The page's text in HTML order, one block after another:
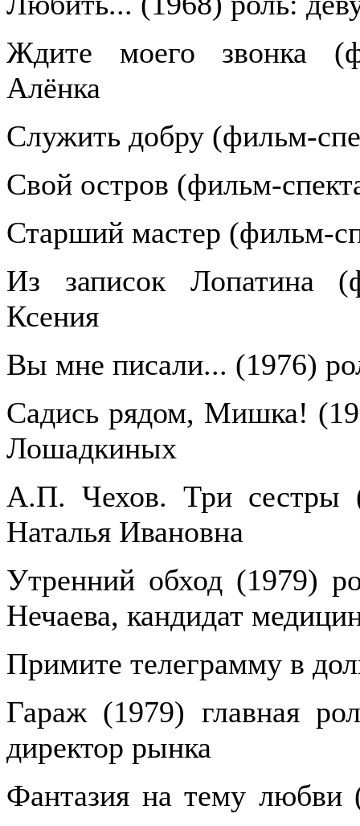
Ждите моего звонка
Алёнка
Служить добру (фильм-
Свой остров (фильм-
Старший мастер (фильм-
Из записок Лопатина
Ксения
Вы мне писали... (1976)
Садись рядом, Мишка!
Лошадкиных
А.П. Чехов. Три сестры
Наталья Ивановна
Утренний обход (1979)
Нечаева, кандидат
Примите телеграмму в
Гараж (1979) главная
директор рынка
Фантазия на тему любви